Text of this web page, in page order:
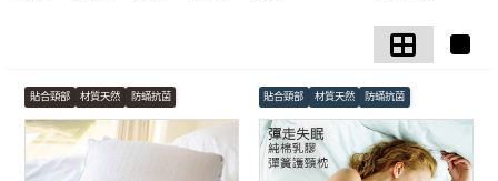
貼合頸部 材質天然 防蟎抗菌 貼合頸部 材質天然 防蟎抗菌